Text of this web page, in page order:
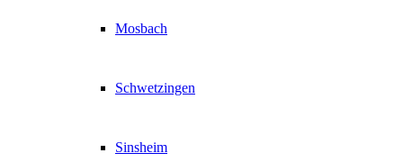
Mosbach
Schwetzingen
Sinsheim